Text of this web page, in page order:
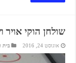
שולחן הוקי
אוגוסט 24, 2016 בית